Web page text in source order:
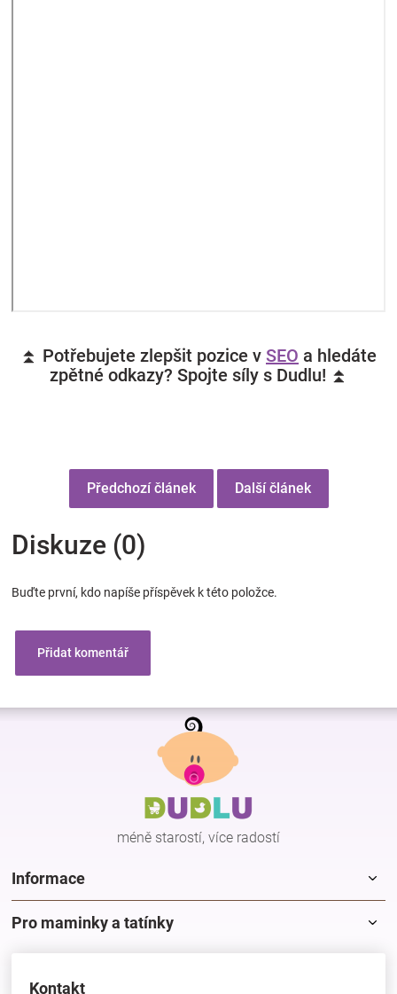
⏫ Potřebujete zlepšit pozice v SEO a hledáte
zpětné odkazy? Spojte síly s Dudlu! ⏫
Předchozí článek Další článek
Diskuze (0)
Buďte první, kdo napíše příspěvek k této položce.
Přidat komentář
Z
méně starostí, více radostí
Informace
Pro maminky a tatínky
Kontakt